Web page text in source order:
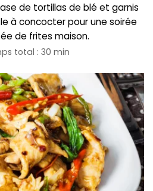
de tortillas de blé et garnis
à concocter pour une soirée
de frites maison.
total : 30 min